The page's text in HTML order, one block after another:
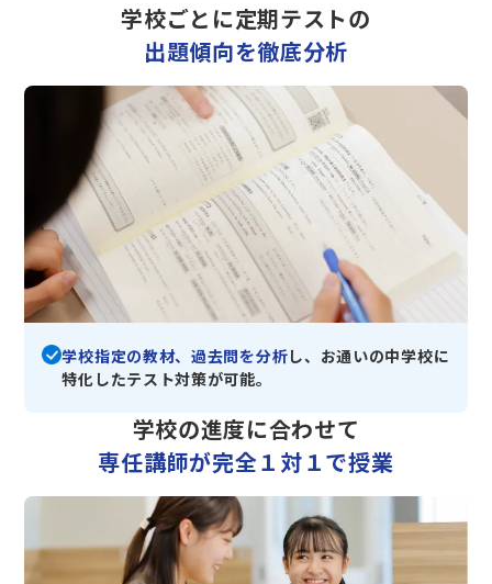
学校ごとに定期テストの
出題傾向を徹底分析
学校指定の教材、過去問を分析し、お通いの中学校に
特化したテスト対策が可能。
学校の進度に合わせて
専任講師が完全１対１で授業